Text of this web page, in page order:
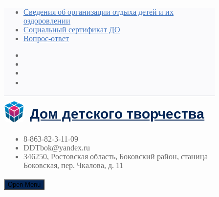
Сведения об организации отдыха детей и их
оздоровлении
Социальный сертификат ДО
Вопрос-ответ
Дом детского творчества
8-863-82-3-11-09
DDTbok@yandex.ru
346250, Ростовская область, Боковский район, станица
Боковская, пер. Чкалова, д. 11
Open Menu